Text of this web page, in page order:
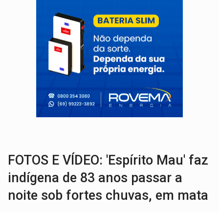
ACABOU COM PEUGEOT:Incêndio destrói carro que era rebocado para oficina
VÍDEO: Ladrão é filmado furtando moto na frente do bar
BOLSAS DE PESQUISA: Iniciativa Amazônia+10 lança chamada para fortalecer
MATERIAL:Brasil tem grandes reservas de urânio, mas produz pouco e
VÍDEO:Serpente capturada na fábrica da Coca-Cola é
LUDOPATIA:
FOTOS E VÍDEO: 'Espírito Mau' faz
indígena de 83 anos passar a
noite sob fortes chuvas, em mata